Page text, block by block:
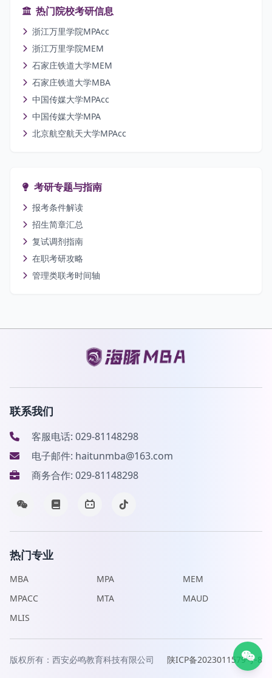
热门院校考研信息
浙江万里学院MPAcc
浙江万里学院MEM
石家庄铁道大学MEM
石家庄铁道大学MBA
中国传媒大学MPAcc
中国传媒大学MPA
北京航空航天大学MPAcc
考研专题与指南
报考条件解读
招生简章汇总
复试调剂指南
在职考研攻略
管理类联考时间轴
联系我们
客服电话: 029-81148298
电子邮件: haitunmba@163.com
商务合作: 029-81148298
热门专业
MBA MPA
MEM
MPACC
MTA
MAUD
MLIS
版权所有：西安必鸣教育科技有限公司 陕ICP备2023011579号-8